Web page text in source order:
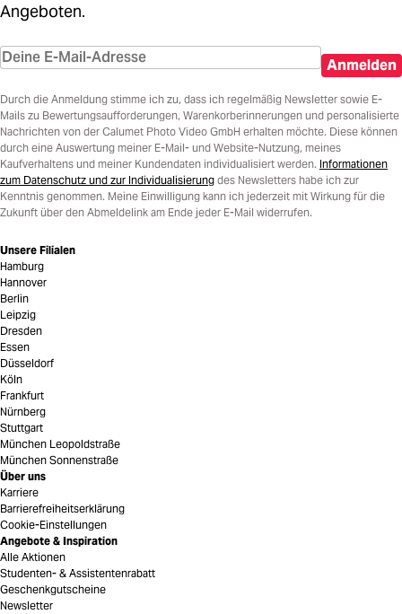
Angeboten.
Anmelden
Durch die Anmeldung stimme ich zu, dass ich regelmäßig Newsletter sowie E-
Mails zu Bewertungsaufforderungen, Warenkorberinnerungen und personalisierte
Nachrichten von der Calumet Photo Video GmbH erhalten möchte. Diese können
durch eine Auswertung meiner E-Mail- und Website-Nutzung, meines
Kaufverhaltens und meiner Kundendaten individualisiert werden. Informationen
zum Datenschutz und zur Individualisierung des Newsletters habe ich zur
Kenntnis genommen. Meine Einwilligung kann ich jederzeit mit Wirkung für die
Zukunft über den Abmeldelink am Ende jeder E-Mail widerrufen.
Unsere Filialen
Hamburg
Hannover
Berlin
Leipzig
Dresden
Essen
Düsseldorf
Köln
Frankfurt
Nürnberg
Stuttgart
München Leopoldstraße
München Sonnenstraße
Über uns
Karriere
Barrierefreiheitserklärung
Cookie-Einstellungen
Angebote & Inspiration
Alle Aktionen
Studenten- & Assistentenrabatt
Geschenkgutscheine
Newsletter